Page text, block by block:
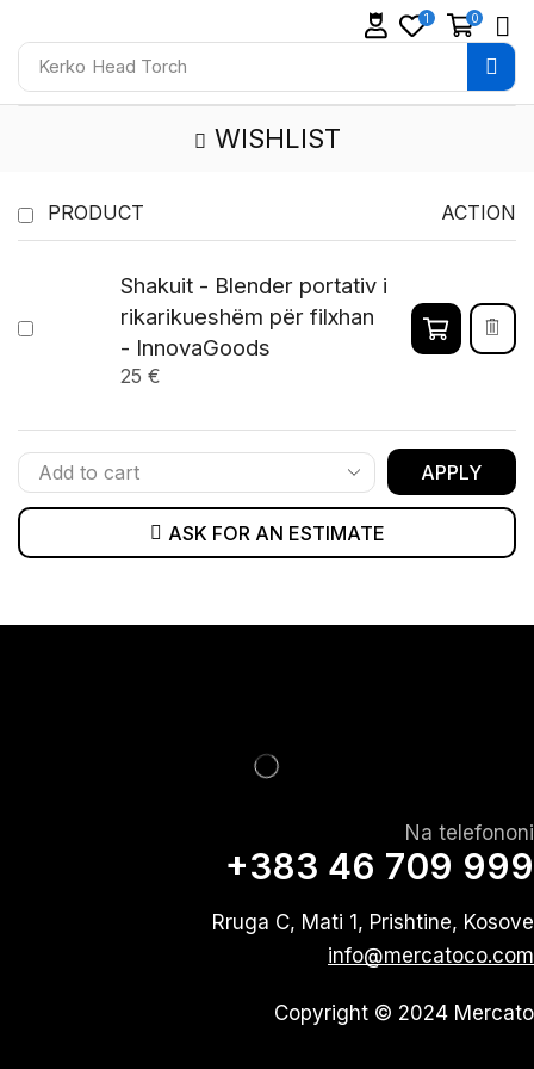
Kerko Head Torch
1 0
WISHLIST
PRODUCT ACTION
Shakuit - Blender portativ i
rikarikueshëm për filxhan
- InnovaGoods
25 €
APPLY
ASK FOR AN ESTIMATE
Na telefononi
+383 46 709 999
Rruga C, Mati 1, Prishtine, Kosove
info@mercatoco.com
Copyright © 2024 Mercato